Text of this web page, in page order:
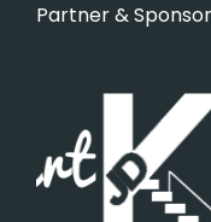
Partner &